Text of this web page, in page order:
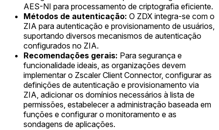
AES-NI para processamento de criptografia eficiente.
Métodos de autenticação: O ZDX integra-se com o
ZIA para autenticação e provisionamento de usuários,
suportando diversos mecanismos de autenticação
configurados no ZIA.
Recomendações gerais: Para segurança e
funcionalidade ideais, as organizações devem
implementar o Zscaler Client Connector, configurar as
definições de autenticação e provisionamento via
ZIA, adicionar os domínios necessários à lista de
permissões, estabelecer a administração baseada em
funções e configurar o monitoramento e as
sondagens de aplicações.